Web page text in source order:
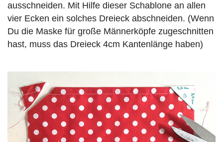
ausschneiden. Mit Hilfe dieser Schablone an allen
vier Ecken ein solches Dreieck abschneiden. (Wenn
Du die Maske für große Männerköpfe zugeschnitten
hast, muss das Dreieck 4cm Kantenlänge haben)